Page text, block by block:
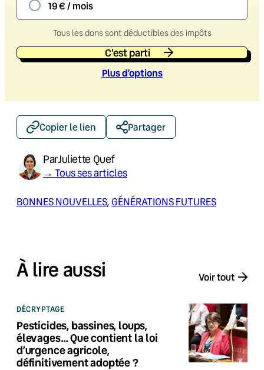
19 € / mois
Tous les dons sont déductibles des impôts
C'est parti
Plus d’options
Copier le lien Partager
ParJuliette Quef
→ Tous ses articles
BONNES NOUVELLES, GÉNÉRATIONS FUTURES
À lire aussi Voir tout
DÉCRYPTAGE
Pesticides, bassines, loups,
élevages… Que contient la loi
d’urgence agricole,
définitivement adoptée ?